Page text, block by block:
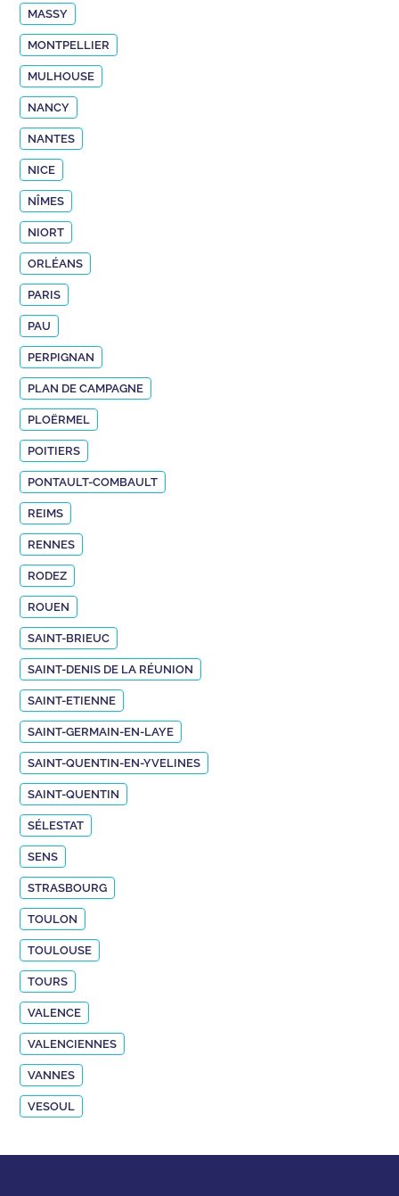
MASSY
MONTPELLIER
MULHOUSE
NANCY
NANTES
NICE
NÎMES
NIORT
ORLÉANS
PARIS
PAU
PERPIGNAN
PLAN DE CAMPAGNE
PLOËRMEL
POITIERS
PONTAULT-COMBAULT
REIMS
RENNES
RODEZ
ROUEN
SAINT-BRIEUC
SAINT-DENIS DE LA RÉUNION
SAINT-ETIENNE
SAINT-GERMAIN-EN-LAYE
SAINT-QUENTIN-EN-YVELINES
SAINT-QUENTIN
SÉLESTAT
SENS
STRASBOURG
TOULON
TOULOUSE
TOURS
VALENCE
VALENCIENNES
VANNES
VESOUL